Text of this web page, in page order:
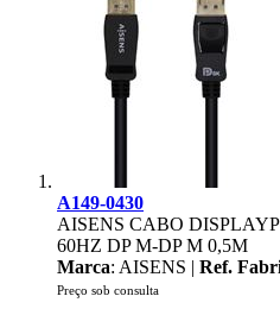
A149-0430
AISENS CABO
60HZ DP M-DP M 0,5M
Marca: AISENS | Ref.
Preço sob consulta